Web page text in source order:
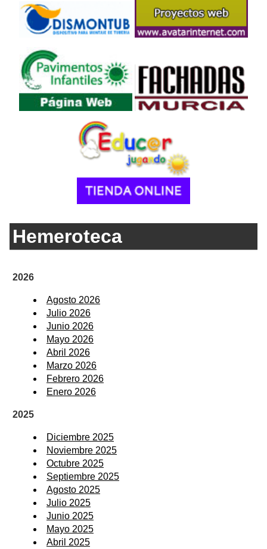
Hemeroteca
2026
Agosto 2026
Julio 2026
Junio 2026
Mayo 2026
Abril 2026
Marzo 2026
Febrero 2026
Enero 2026
2025
Diciembre 2025
Noviembre 2025
Octubre 2025
Septiembre 2025
Agosto 2025
Julio 2025
Junio 2025
Mayo 2025
Abril 2025